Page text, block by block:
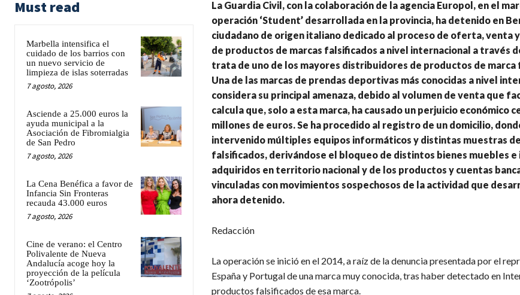
Must read
Marbella intensifica el
cuidado de los barrios con
un nuevo servicio de
limpieza de islas soterradas
7 agosto, 2026
Asciende a 25.000 euros la
ayuda municipal a la
Asociación de Fibromialgia
de San Pedro
7 agosto, 2026
La Cena Benéfica a favor de
Infancia Sin Fronteras
recauda 43.000 euros
7 agosto, 2026
Cine de verano: el Centro
Polivalente de Nueva
Andalucía acoge hoy la
proyección de la película
‘Zootrópolis’
La Guardia Civil, con la colaboración de la agencia Europol, en el
operación ‘Student’ desarrollada en la provincia, ha detenido en
ciudadano de origen italiano dedicado al proceso de oferta, venta
de productos de marcas falsificados a nivel internacional a través
trata de uno de los mayores distribuidores de productos de marca
Una de las marcas de prendas deportivas más conocidas a nivel
considera su principal amenaza, debido al volumen de venta que
calcula que, solo a esta marca, ha causado un perjuicio económico
millones de euros. Se ha procedido al registro de un domicilio,
intervenido múltiples equipos informáticos y distintas muestras
falsificados, derivándose el bloqueo de distintos bienes muebles e
adquiridos en territorio nacional y de los productos y cuentas
vinculadas con movimientos sospechosos de la actividad que
ahora detenido.
Redacción
La operación se inició en el 2014, a raíz de la denuncia presentada por el
España y Portugal de una marca muy conocida, tras haber detectado en
productos falsificados de esa marca.